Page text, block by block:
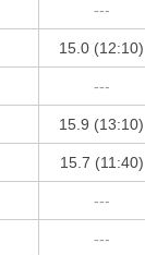
---
15.0 (12:10)
---
15.9 (13:10)
15.7 (11:40)
---
---